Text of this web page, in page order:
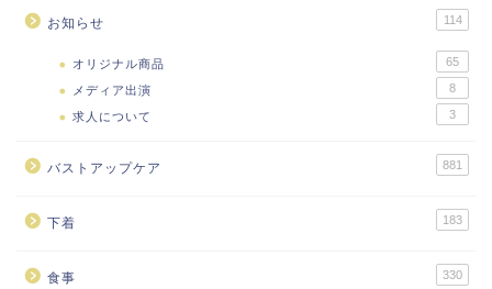
お知らせ 114
オリジナル商品 65
メディア出演 8
求人について 3
バストアップケア 881
下着 183
食事 330